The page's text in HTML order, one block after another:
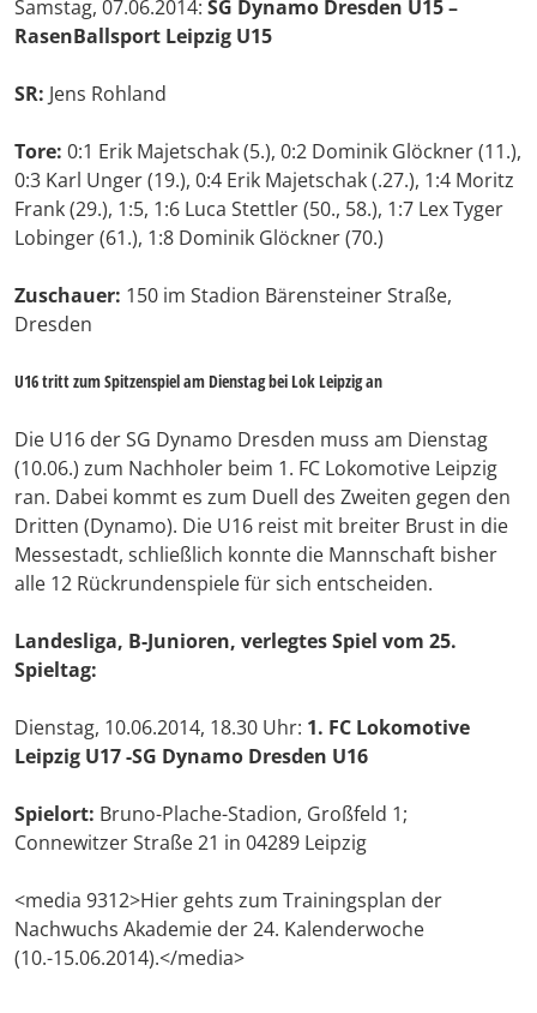
Samstag, 07.06.2014: SG Dynamo Dresden U15 –
RasenBallsport Leipzig U15
SR: Jens Rohland
Tore: 0:1 Erik Majetschak (5.), 0:2 Dominik Glöckner (11.),
0:3 Karl Unger (19.), 0:4 Erik Majetschak (.27.), 1:4 Moritz
Frank (29.), 1:5, 1:6 Luca Stettler (50., 58.), 1:7 Lex Tyger
Lobinger (61.), 1:8 Dominik Glöckner (70.)
Zuschauer: 150 im Stadion Bärensteiner Straße,
Dresden
U16 tritt zum Spitzenspiel am Dienstag bei Lok Leipzig an
Die U16 der SG Dynamo Dresden muss am Dienstag
(10.06.) zum Nachholer beim 1. FC Lokomotive Leipzig
ran. Dabei kommt es zum Duell des Zweiten gegen den
Dritten (Dynamo). Die U16 reist mit breiter Brust in die
Messestadt, schließlich konnte die Mannschaft bisher
alle 12 Rückrundenspiele für sich entscheiden.
Landesliga, B-Junioren, verlegtes Spiel vom 25.
Spieltag:
Dienstag, 10.06.2014, 18.30 Uhr: 1. FC Lokomotive
Leipzig U17 -SG Dynamo Dresden U16
Spielort: Bruno-Plache-Stadion, Großfeld 1;
Connewitzer Straße 21 in 04289 Leipzig
<media 9312>Hier gehts zum Trainingsplan der
Nachwuchs Akademie der 24. Kalenderwoche
(10.-15.06.2014).</media>